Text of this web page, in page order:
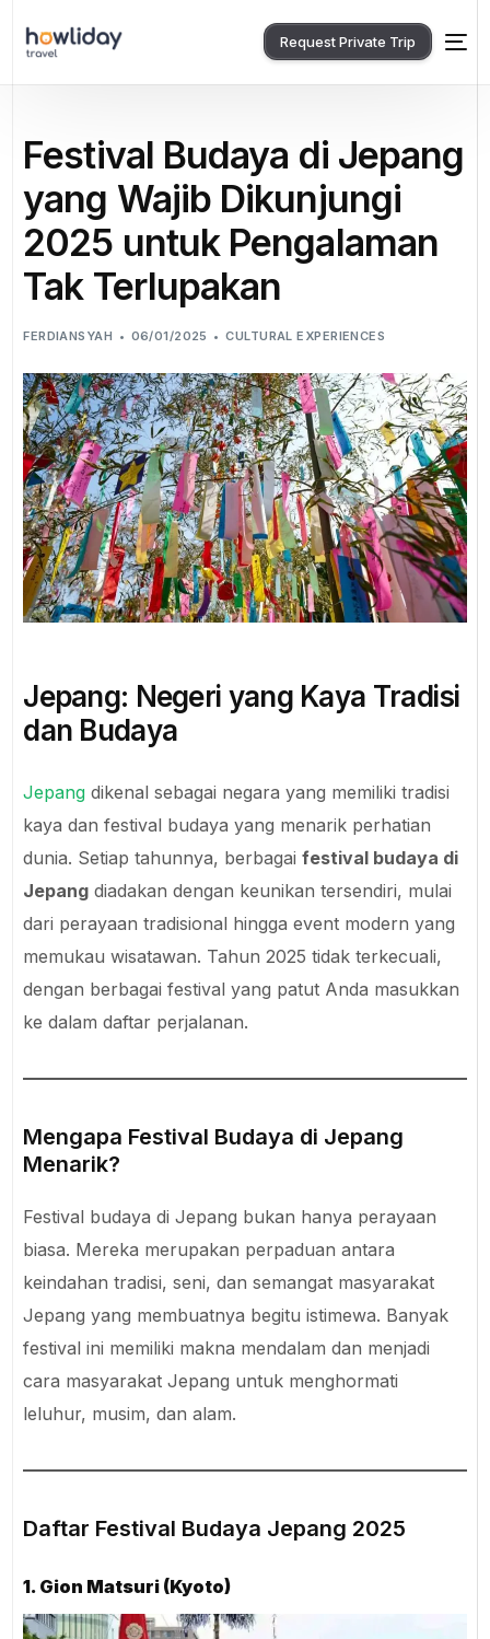
Request Private Trip
Festival Budaya di Jepang
yang Wajib Dikunjungi
2025 untuk Pengalaman
Tak Terlupakan
FERDIANSYAH 06/01/2025 CULTURAL EXPERIENCES
Jepang: Negeri yang Kaya Tradisi
dan Budaya
Jepang dikenal sebagai negara yang memiliki tradisi
kaya dan festival budaya yang menarik perhatian
dunia. Setiap tahunnya, berbagaifestival budaya di
Jepang diadakan dengan keunikan tersendiri, mulai
dari perayaan tradisional hingga event modern yang
memukau wisatawan. Tahun 2025 tidak terkecuali,
dengan berbagai festival yang patut Anda masukkan
ke dalam daftar perjalanan.
Mengapa Festival Budaya di Jepang
Menarik?
Festival budaya di Jepang bukan hanya perayaan
biasa. Mereka merupakan perpaduan antara
keindahan tradisi, seni, dan semangat masyarakat
Jepang yang membuatnya begitu istimewa. Banyak
festival ini memiliki makna mendalam dan menjadi
cara masyarakat Jepang untuk menghormati
leluhur, musim, dan alam.
Daftar Festival Budaya Jepang 2025
1. Gion Matsuri (Kyoto)